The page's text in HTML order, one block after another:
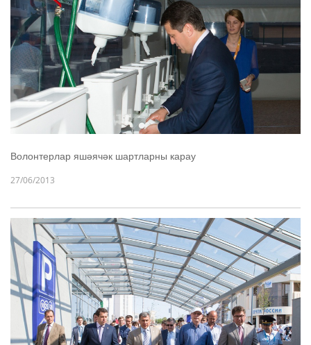
Волонтерлар яшәячәк шартларны карау
27/06/2013